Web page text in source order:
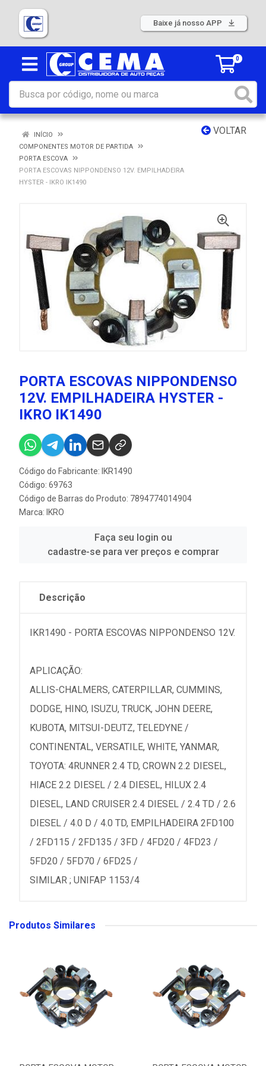
Baixe já nosso APP
0
VOLTAR
INÍCIO
COMPONENTES MOTOR DE PARTIDA
PORTA ESCOVA
PORTA ESCOVAS NIPPONDENSO 12V. EMPILHADEIRA
HYSTER - IKRO IK1490
PORTA ESCOVAS NIPPONDENSO
12V. EMPILHADEIRA HYSTER -
IKRO IK1490
Código do Fabricante: IKR1490
Código: 69763
Código de Barras do Produto: 7894774014904
Marca: IKRO
Faça seu login ou
cadastre-se para ver preços e comprar
Descrição
IKR1490 - PORTA ESCOVAS NIPPONDENSO 12V.
APLICAÇÃO:
ALLIS-CHALMERS, CATERPILLAR, CUMMINS,
DODGE, HINO, ISUZU, TRUCK, JOHN DEERE,
KUBOTA, MITSUI-DEUTZ, TELEDYNE /
CONTINENTAL, VERSATILE, WHITE, YANMAR,
TOYOTA: 4RUNNER 2.4 TD, CROWN 2.2 DIESEL,
HIACE 2.2 DIESEL / 2.4 DIESEL, HILUX 2.4
DIESEL, LAND CRUISER 2.4 DIESEL / 2.4 TD / 2.6
DIESEL / 4.0 D / 4.0 TD, EMPILHADEIRA 2FD100
/ 2FD115 / 2FD135 / 3FD / 4FD20 / 4FD23 /
5FD20 / 5FD70 / 6FD25 /
SIMILAR ; UNIFAP 1153/4
Produtos Similares